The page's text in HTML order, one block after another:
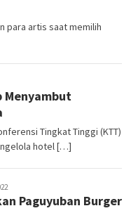
para artis saat memilih
Menyambut
Tingkat Tinggi (KTT)
hotel […]
Paguyuban Burger